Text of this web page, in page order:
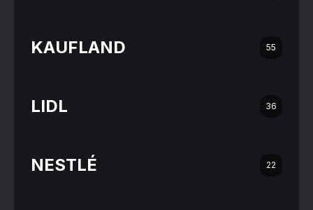
KAUFLAND 55
LIDL 36
NESTLÉ 22